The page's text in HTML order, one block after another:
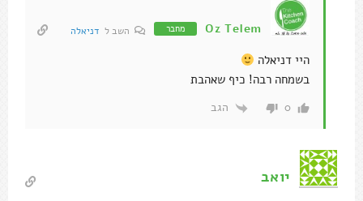
Oz Telem מחבר השב ל דניאלה
היי דניאלה
בשמחה רבה! כיף שאהבת
0 הגב
יואב